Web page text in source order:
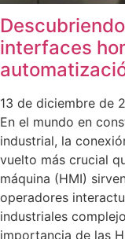
interfaces
13 de diciembre de
En el mundo en
industrial, la
vuelto más crucial
máquina (HMI)
operadores
industriales
importancia de las